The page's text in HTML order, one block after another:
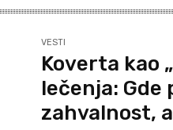
VESTI
Koverta kao
lečenja: Gde
zahvalnost,